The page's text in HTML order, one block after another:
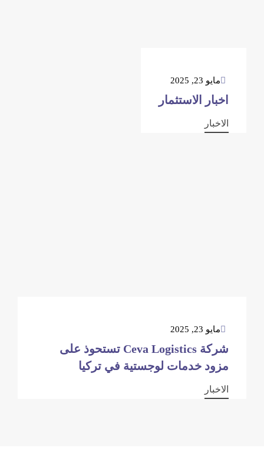
مايو 23, 2025
اخبار الاستثمار
الاخبار
مايو 23, 2025
شركة Ceva Logistics تستحوذ على
مزود خدمات لوجستية في تركيا
الاخبار